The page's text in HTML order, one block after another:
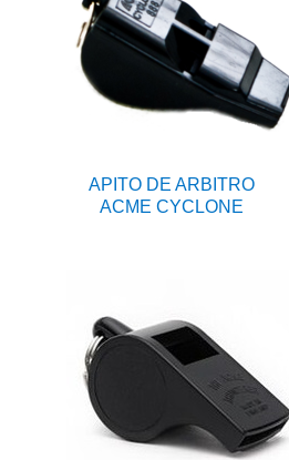
APITO DE ARBITRO
ACME CYCLONE